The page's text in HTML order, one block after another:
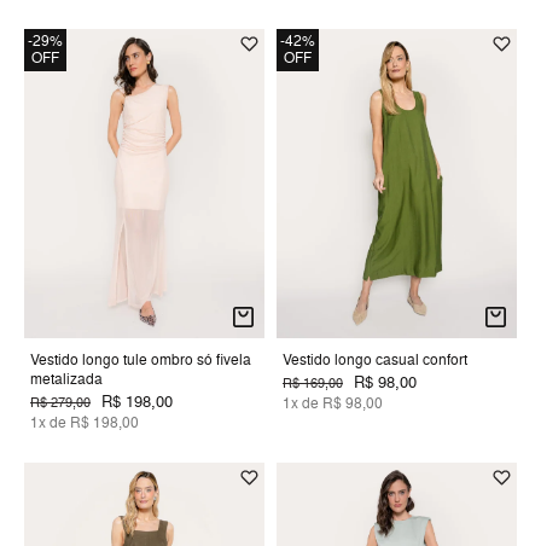
-29%
OFF
Vestido longo tule ombro só fivela
metalizada
R$ 279,00 R$ 198,00
1x de R$ 198,00
-42%
OFF
Vestido longo casual confort
R$ 169,00 R$ 98,00
1x de R$ 98,00